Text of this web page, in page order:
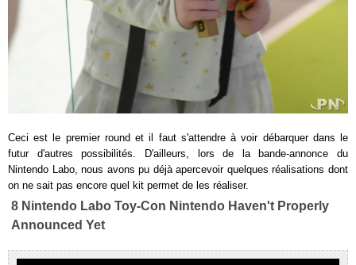
Ceci est le premier round et il faut s'attendre à voir débarquer dans le
futur d'autres possibilités. D'ailleurs, lors de la bande-annonce du
Nintendo Labo, nous avons pu déjà apercevoir quelques réalisations dont
on ne sait pas encore quel kit permet de les réaliser.
8 Nintendo Labo Toy-Con Nintendo Haven't Properly
Announced Yet